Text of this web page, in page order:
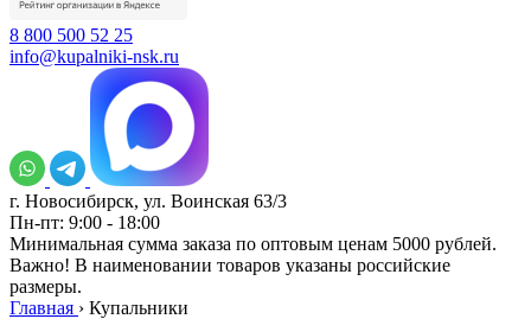
8 800 500 52 25
info@kupalniki-nsk.ru
г. Новосибирск, ул. Воинская 63/3
Пн-пт: 9:00 - 18:00
Минимальная сумма заказа по оптовым ценам 5000 рублей.
Важно! В наименовании товаров указаны российские
размеры.
Главная › Купальники